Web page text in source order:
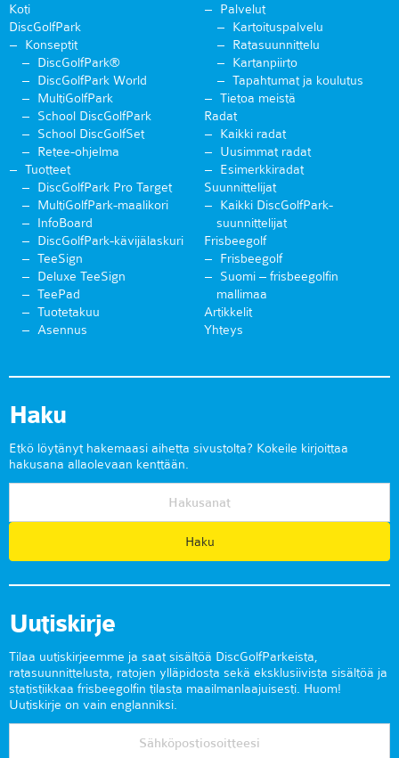
Koti
DiscGolfPark
Konseptit
DiscGolfPark®
DiscGolfPark World
MultiGolfPark
School DiscGolfPark
School DiscGolfSet
Retee-ohjelma
Tuotteet
DiscGolfPark Pro Target
MultiGolfPark-maalikori
InfoBoard
DiscGolfPark-kävijälaskuri
TeeSign
Deluxe TeeSign
TeePad
Tuotetakuu
Asennus
Palvelut
Kartoituspalvelu
Ratasuunnittelu
Kartanpiirto
Tapahtumat ja koulutus
Tietoa meistä
Radat
Kaikki radat
Uusimmat radat
Esimerkkiradat
Suunnittelijat
Kaikki DiscGolfPark-
suunnittelijat
Frisbeegolf
Frisbeegolf
Suomi – frisbeegolfin
mallimaa
Artikkelit
Yhteys
Haku
Etkö löytänyt hakemaasi aihetta sivustolta? Kokeile kirjoittaa
hakusana allaolevaan kenttään.
Uutiskirje
Tilaa uutiskirjeemme ja saat sisältöä DiscGolfParkeista,
ratasuunnittelusta, ratojen ylläpidosta sekä eksklusiivista sisältöä ja
statistiikkaa frisbeegolfin tilasta maailmanlaajuisesti. Huom!
Uutiskirje on vain englanniksi.